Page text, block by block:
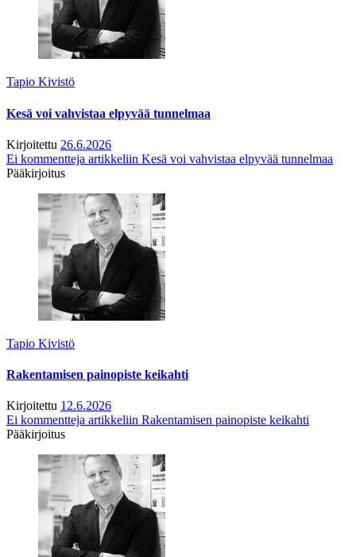
Tapio Kivistö
Kesä voi vahvistaa elpyvää tunnelmaa
Kirjoitettu 26.6.2026
Ei kommentteja artikkeliin Kesä voi vahvistaa elpyvää tunnelmaa
Pääkirjoitus
Tapio Kivistö
Rakentamisen painopiste keikahti
Kirjoitettu 12.6.2026
Ei kommentteja artikkeliin Rakentamisen painopiste keikahti
Pääkirjoitus